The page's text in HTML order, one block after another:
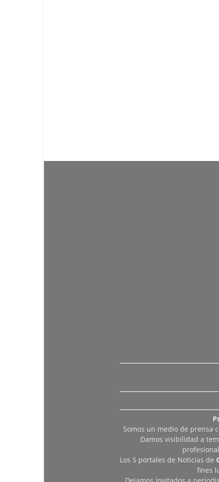
Somos un medio de prensa
Damos visibilidad a
Los 5 portales de Noticias de
fines